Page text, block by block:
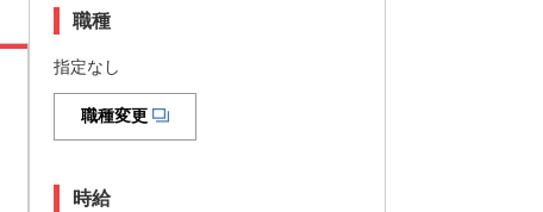
職種
指定なし
職種変更
時給